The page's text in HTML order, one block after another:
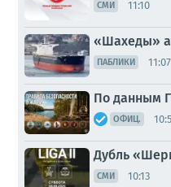
СМИ 11:10
«Шахеды»
ПАБЛИКИ 11:07
По данным
ОФИЦ.
Дубль
СМИ 10:13